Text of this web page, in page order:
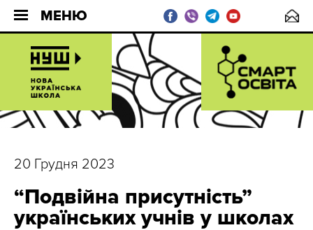
МЕНЮ
20 Грудня 2023
“Подвійна присутність”
українських учнів у школах